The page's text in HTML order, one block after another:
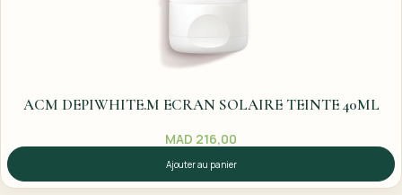
ACM DEPIWHITE.M ECRAN SOLAIRE TEINTE 40ML
MAD 216,00
Ajouter au panier